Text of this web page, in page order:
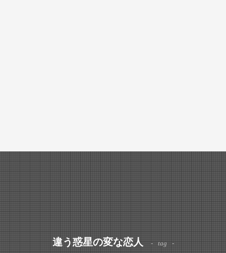
違う惑星の変な恋人 tag